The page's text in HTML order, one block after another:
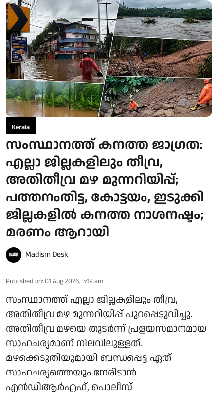
Kerala
സംസ്ഥാനത്ത് കനത്ത ജാഗ്രത:
എല്ലാ ജില്ലകളിലും തീവ്ര,
അതിതീവ്ര മഴ മുന്നറിയിപ്പ്;
പത്തനംതിട്ട, കോട്ടയം, ഇടുക്കി
ജില്ലകളിൽ കനത്ത നാശനഷ്ടം;
മരണം ആറായി
Madism Desk
Published on: 01 Aug 2026, 5:14 am
സംസ്ഥാനത്ത് എല്ലാ ജില്ലകളിലും തീവ്ര,
അതിതീവ്ര മഴ മുന്നറിയിപ്പ് പുറപ്പെടുവിച്ചു.
അതിതീവ്ര മഴയെ തുടർന്ന് പ്രളയസമാനമായ
സാഹചര്യമാണ് നിലവിലുള്ളത്.
മഴക്കെടുതിയുമായി ബന്ധപ്പെട്ട ഏത്
സാഹചര്യത്തെയും നേരിടാന്‍
എന്‍ഡിആര്‍എഫ്, പൊലീസ്